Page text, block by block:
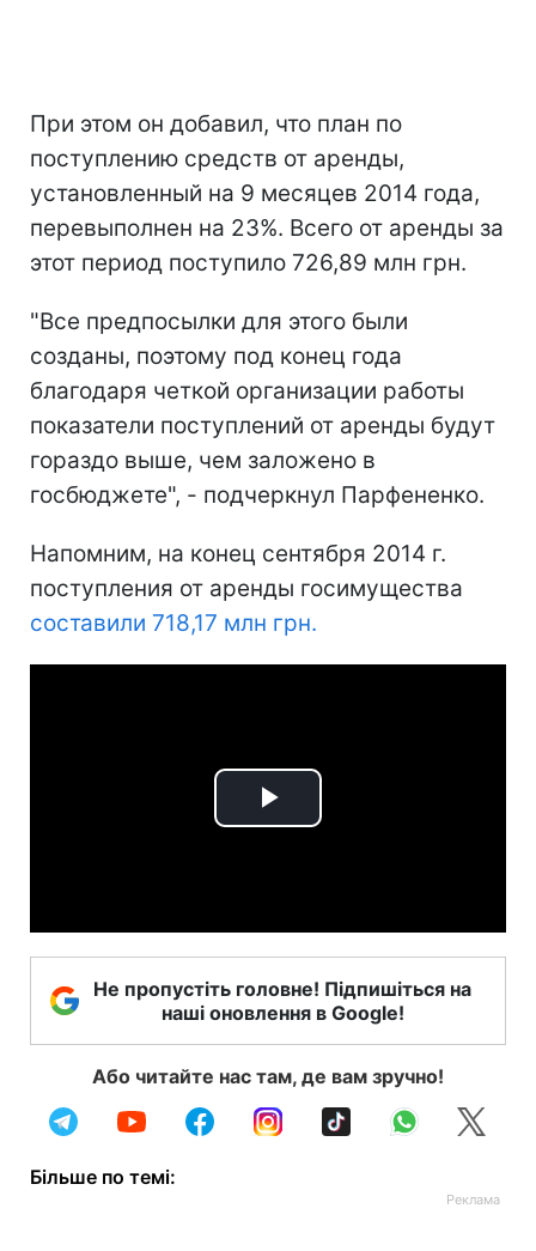
При этом он добавил, что план по
поступлению средств от аренды,
установленный на 9 месяцев 2014 года,
перевыполнен на 23%. Всего от аренды за
этот период поступило 726,89 млн грн.
"Все предпосылки для этого были
созданы, поэтому под конец года
благодаря четкой организации работы
показатели поступлений от аренды будут
гораздо выше, чем заложено в
госбюджете", - подчеркнул Парфененко.
Напомним, на конец сентября 2014 г.
поступления от аренды госимущества
составили 718,17 млн грн.
Play
Не пропустіть головне! Підпишіться на
наші оновлення в Google!
Або читайте нас там, де вам зручно!
Більше по темі: